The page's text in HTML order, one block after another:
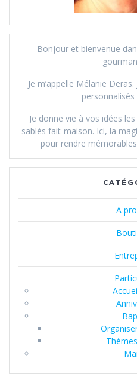
Bonjour et bienvenue
Je m’appelle Mélanie
Je donne vie à vos idées
sablés fait-maison. Ici, la
pour rendre
A